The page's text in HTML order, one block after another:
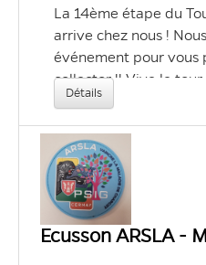
La 14ème étape du
arrive chez nous !
événement pour vous
collector !! Vive le tour
Détails
Ecusson ARSLA -